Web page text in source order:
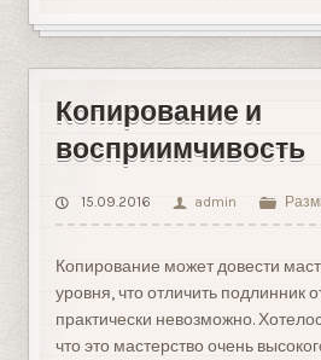
Копирование и
восприимчивость
15.09.2016 admin
Копирование может довести
уровня, что отличить подлинник
практически невозможно.
что это мастерство очень